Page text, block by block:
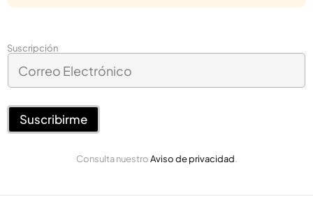
Suscripción
C
e
E
t
C
r
r
o
c
Suscribirme
Consulta nuestroAviso de privacidad.